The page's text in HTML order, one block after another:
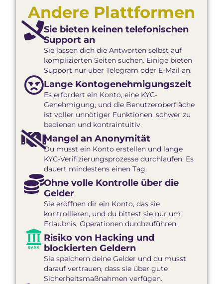
Andere Plattformen
Sie bieten keinen telefonischen
Support an
Sie lassen dich die Antworten selbst auf
komplizierten Seiten suchen. Einige bieten
Support nur über Telegram oder E-Mail an.
Lange Konto­genehmigungszeit
Es erfordert ein Konto, eine KYC-
Genehmigung, und die Benutzeroberfläche
ist voller unnötiger Funktionen, schwer zu
bedienen und kontraintuitiv.
Mangel an Anonymität
Du musst ein Konto erstellen und lange
KYC-Verifizierungsprozesse durchlaufen. Es
dauert mindestens einen Tag.
Ohne volle Kontrolle über die
Gelder
Sie eröffnen dir ein Konto, das sie
kontrollieren, und du bittest sie nur um
Erlaubnis, Operationen durchzuführen.
Risiko von Hacking und
blockierten Geldern
Sie speichern deine Gelder und du musst
darauf vertrauen, dass sie über gute
Sicherheitsmaßnahmen verfügen.